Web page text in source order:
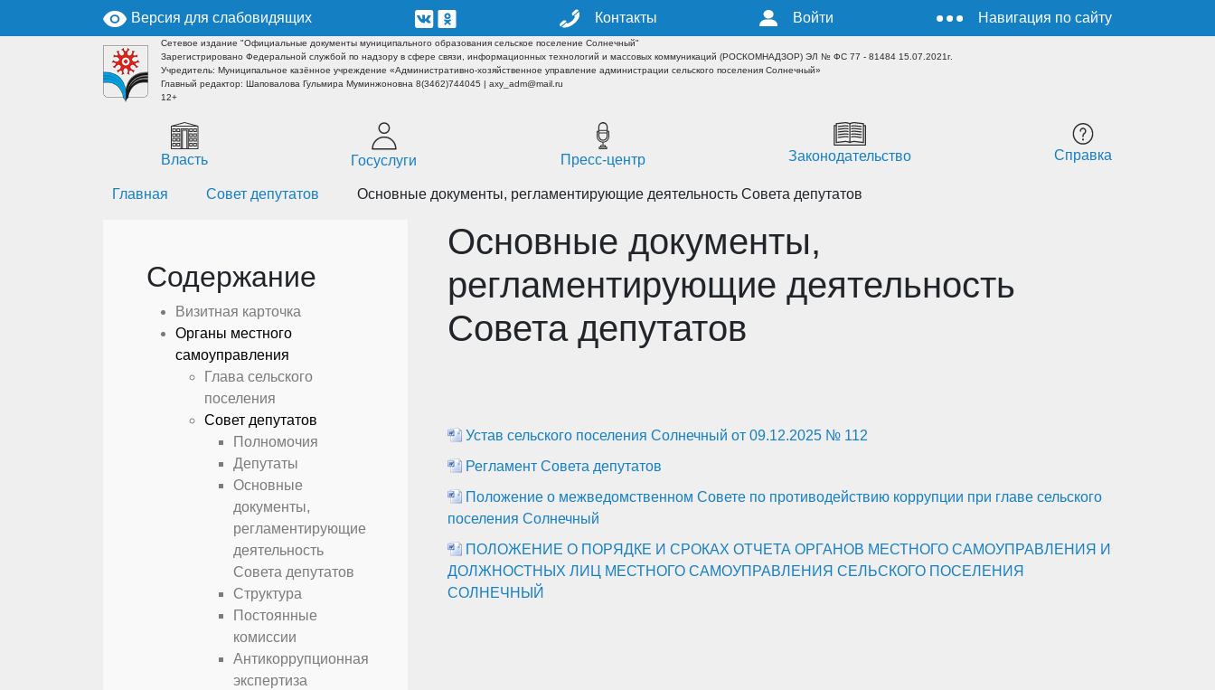
Версия для слабовидящих Контакты Войти Навигация по сайту
Сетевое издание "Официальные документы муниципального образования сельское поселение Солнечный"
Зарегистрировано Федеральной службой по надзору в сфере связи, информационных технологий и массовых коммуникаций (РОСКОМНАДЗОР) ЭЛ № ФС 77 - 81484 15.07.2021г.
Учредитель: Муниципальное казённое учреждение «Административно-хозяйственное управление администрации сельского поселения Солнечный»
Главный редактор: Шаповалова Гульмира Муминжоновна 8(3462)744045 | axy_adm@mail.ru
12+
Власть Госуслуги Пресс-центр Законодательство Справка
Главная Совет депутатов Основные документы, регламентирующие деятельность Совета депутатов
Основные документы,
регламентирующие деятельность
Совета депутатов
Устав сельского поселения Солнечный от 09.12.2025 № 112
Регламент Совета депутатов
Положение о межведомственном Совете по противодействию коррупции при главе сельского
поселения Солнечный
ПОЛОЖЕНИЕ О ПОРЯДКЕ И СРОКАХ ОТЧЕТА ОРГАНОВ МЕСТНОГО САМОУПРАВЛЕНИЯ И
ДОЛЖНОСТНЫХ ЛИЦ МЕСТНОГО САМОУПРАВЛЕНИЯ СЕЛЬСКОГО ПОСЕЛЕНИЯ
СОЛНЕЧНЫЙ
Содержание
Визитная карточка
Органы местного
самоуправления
Глава сельского
поселения
Совет депутатов
Полномочия
Депутаты
Основные
документы,
регламентирующие
деятельность
Совета депутатов
Структура
Постоянные
комиссии
Антикоррупционная
экспертиза